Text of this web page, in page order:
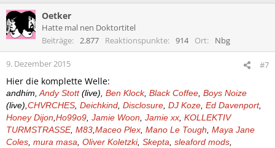
k
t
i
n
n
:
Oetker
Hatte mal nen Doktortitel
Beiträge
2.877 Reaktionspunkte 914 Ort Nbg
9. Dezember 2015 #7
Hier die komplette Welle:
andhim, Andy Stott(live), Ben Klock, Black Coffee Boys Noize
(live), CHVRCHES Deichkind Disclosure DJ Koze Ed Davenport,
Honey Dijon Ho99o9 Jamie Woon Jamie xx KOLLEKTIV
TURMSTRASSE, M83 Maceo Plex Mano Le Tough Maya Jane
Coles mura masa Oliver Koletzki, Skepta sleaford mods